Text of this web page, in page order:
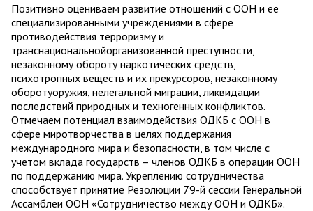
Позитивно оцениваем развитие отношений с ООН и ее
специализированными учреждениями в сфере
противодействия терроризму и
транснациональнойорганизованной преступности,
незаконному обороту наркотических средств,
психотропных веществ и их прекурсоров, незаконному
оборотуоружия, нелегальной миграции, ликвидации
последствий природных и техногенных конфликтов.
Отмечаем потенциал взаимодействия ОДКБ с ООН в
сфере миротворчества в целях поддержания
международного мира и безопасности, в том числе с
учетом вклада государств – членов ОДКБ в операции ООН
по поддержанию мира. Укреплению сотрудничества
способствует принятие Резолюции 79-й сессии Генеральной
Ассамблеи ООН «Сотрудничество между ООН и ОДКБ».